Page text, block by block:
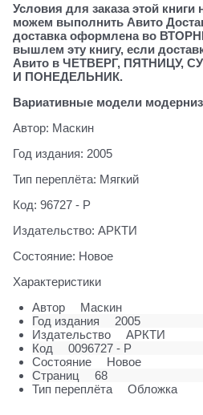
Условия для заказа этой
можем выполнить Авито
доставка оформлена во
вышлем эту книгу, если
Авито в ЧЕТВЕРГ, ПЯТНИЦУ,
И ПОНЕДЕЛЬНИК.
Вариативные модели
Автор: Маскин
Год издания: 2005
Тип переплёта: Мягкий
Код: 96727 - Р
Издательство: АРКТИ
Состояние: Новое
Характеристики
Автор
Маскин
Год издания
2005
Издательство
АРКТИ
Код
0096727 - Р
Состояние
Новое
Страниц
68
Тип переплёта
Обложка